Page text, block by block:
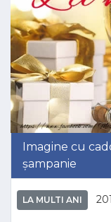
Imagine cu
șampanie
LA MULTI ANI